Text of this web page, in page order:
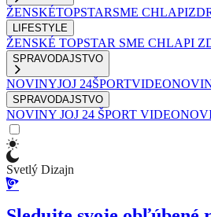
ŽENSKÉTOPSTARSME CHLAPI
LIFESTYLE
ŽENSKÉ TOPSTAR SME CHLAPI
SPRAVODAJSTVO
NOVINYJOJ 24ŠPORT
SPRAVODAJSTVO
NOVINY JOJ 24 ŠPORT
Svetlý Dizajn